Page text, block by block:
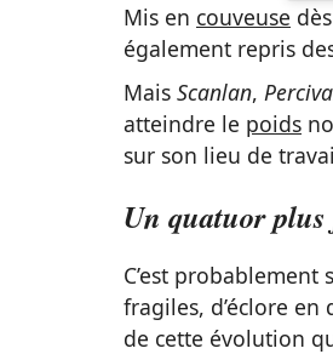
Mis en couveuse
également repris
Mais Scanlan,
atteindre le poids
sur son lieu de
Un quatuor plus
C’est
fragiles, d’éclore
de cette évolution